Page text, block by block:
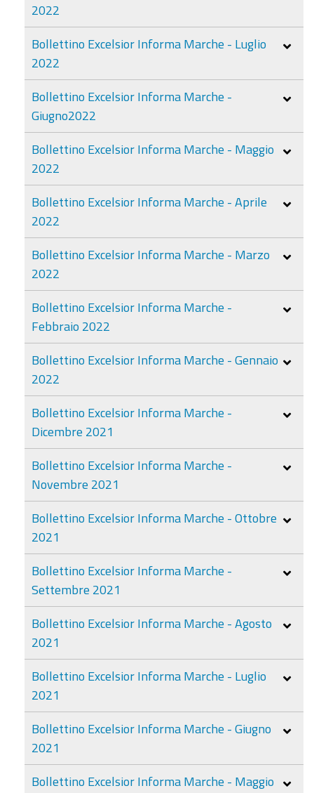
2022
Bollettino Excelsior Informa Marche - Luglio
2022
Bollettino Excelsior Informa Marche -
Giugno2022
Bollettino Excelsior Informa Marche - Maggio
2022
Bollettino Excelsior Informa Marche - Aprile
2022
Bollettino Excelsior Informa Marche - Marzo
2022
Bollettino Excelsior Informa Marche -
Febbraio 2022
Bollettino Excelsior Informa Marche - Gennaio
2022
Bollettino Excelsior Informa Marche -
Dicembre 2021
Bollettino Excelsior Informa Marche -
Novembre 2021
Bollettino Excelsior Informa Marche - Ottobre
2021
Bollettino Excelsior Informa Marche -
Settembre 2021
Bollettino Excelsior Informa Marche - Agosto
2021
Bollettino Excelsior Informa Marche - Luglio
2021
Bollettino Excelsior Informa Marche - Giugno
2021
Bollettino Excelsior Informa Marche - Maggio